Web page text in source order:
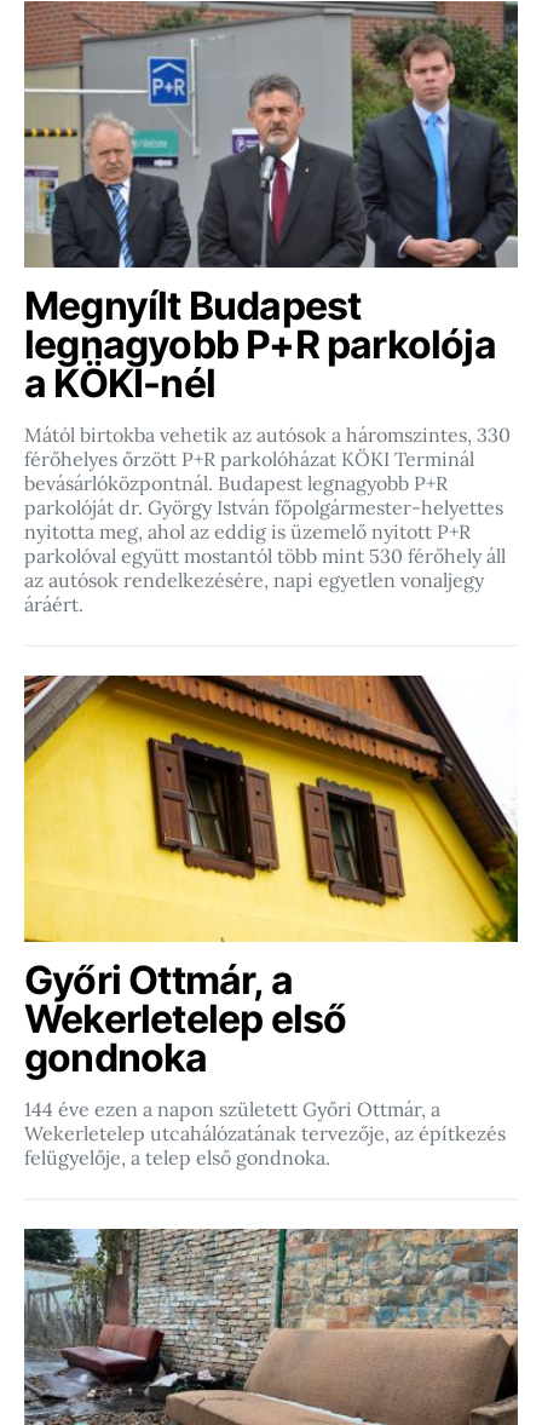
Megnyílt Budapest
legnagyobb P+R parkolója
a KÖKI-nél
Mától birtokba vehetik az autósok a háromszintes, 330
férőhelyes őrzött P+R parkolóházat KÖKI Terminál
bevásárlóközpontnál. Budapest legnagyobb P+R
parkolóját dr. György István főpolgármester-helyettes
nyitotta meg, ahol az eddig is üzemelő nyitott P+R
parkolóval együtt mostantól több mint 530 férőhely áll
az autósok rendelkezésére, napi egyetlen vonaljegy
áráért.
Győri Ottmár, a
Wekerletelep első
gondnoka
144 éve ezen a napon született Győri Ottmár, a
Wekerletelep utcahálózatának tervezője, az építkezés
felügyelője, a telep első gondnoka.